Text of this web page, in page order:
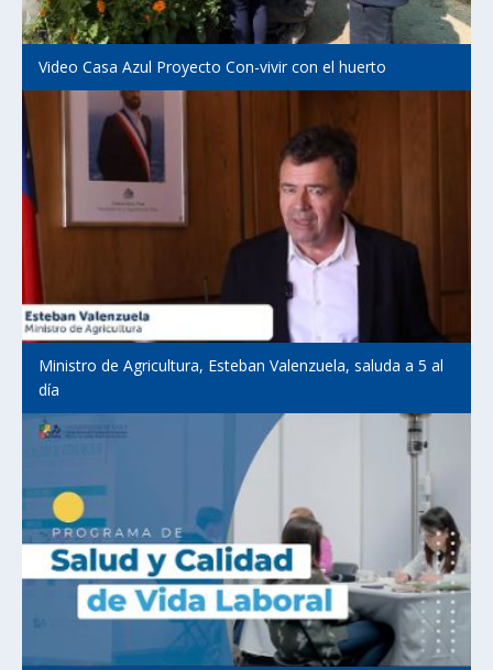
Video Casa Azul Proyecto Con-vivir con el huerto
Ministro de Agricultura, Esteban Valenzuela, saluda a 5 al
día